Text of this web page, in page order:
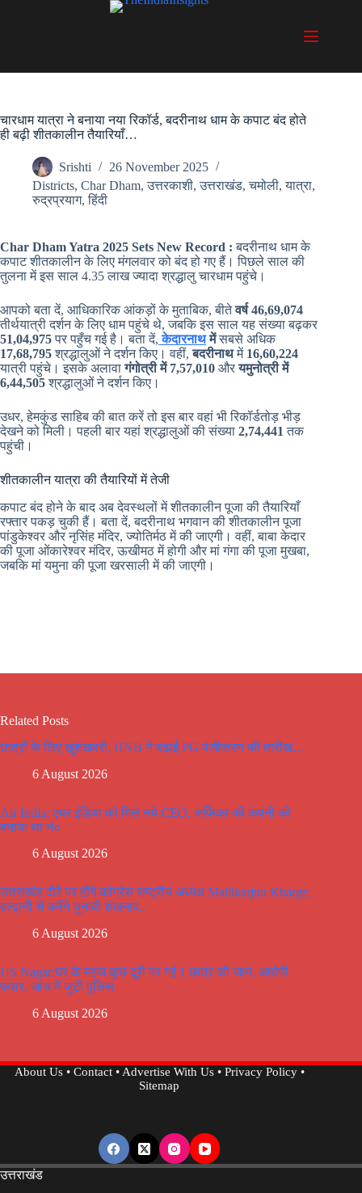
चारधाम यात्रा ने बनाया नया रिकॉर्ड, बदरीनाथ धाम के कपाट बंद होते
ही बढ़ी शीतकालीन तैयारियाँ…
Srishti
26 November 2025
Districts, Char Dham,उत्तरकाशी,उत्तराखंड,चमोली,यात्रा,
रुद्रप्रयाग,हिंदी
Char Dham Yatra 2025 Sets New Record : बदरीनाथ धाम के
कपाट शीतकालीन के लिए मंगलवार को बंद हो गए हैं। पिछले साल की
तुलना में इस साल 4.35 लाख ज्यादा श्रद्धालु चारधाम पहुंचे।
आपको बता दें, आधिकारिक आंकड़ों के मुताबिक, बीतेवर्ष 46,69,074
तीर्थयात्री दर्शन के लिए धाम पहुंचे थे, जबकि इस साल यह संख्या बढ़कर
51,04,975पर पहुँच गई है। बता दें, केदारनाथमेंसबसे अधिक
17,68,795श्रद्धालुओं ने दर्शन किए। वहीं,बदरीनाथमें16,60,224
यात्री पहुंचे। इसके अलावागंगोत्री में 7,57,010 औरयमुनोत्री में
6,44,505श्रद्धालुओं ने दर्शन किए।
उधर, हेमकुंड साहिब की बात करें तो इस बार वहां भी रिकॉर्डतोड़ भीड़
देखने को मिली। पहली बार यहां श्रद्धालुओं की संख्या 2,74,441तक
पहुंची।
शीतकालीन यात्रा की तैयारियों में तेजी
कपाट बंद होने के बाद अब देवस्थलों में शीतकालीन पूजा की तैयारियाँ
रफ्तार पकड़ चुकी हैं। बता दें, बदरीनाथ भगवान की शीतकालीन पूजा
पांडुकेश्वर और नृसिंह मंदिर, ज्योतिर्मठ में की जाएगी। वहीं, बाबा केदार
की पूजा ओंकारेश्वर मंदिर, ऊखीमठ में होगी और मां गंगा की पूजा मुखबा,
जबकि मां यमुना की पूजा खरसाली में की जाएगी।
Related Posts
छात्रों के लिए खुशखबरी, HNB ने बढ़ाई PG पंजीकरण की तारीख…
6 August 2026
Air India: एयर इंडिया को मिले नये CEO, अर्फिका की कंपंनी को
बनाया था नं०
6 August 2026
उत्तराखंड दौरे पर होंगे कांग्रेस राष्ट्रीय अध्यक्ष Mallikarjun Kharge,
हल्द्वानी से करेंगे चुनावी शंखनाद..
6 August 2026
US Nagar:घर के महज कुछ दूरी पर गई 1 छात्र की जान, आरोपी
फरार, जांच में जुटी पुलिस
6 August 2026
About Us• Contact•Advertise With Us• Privacy Policy•
Sitemap
उत्तराखंड